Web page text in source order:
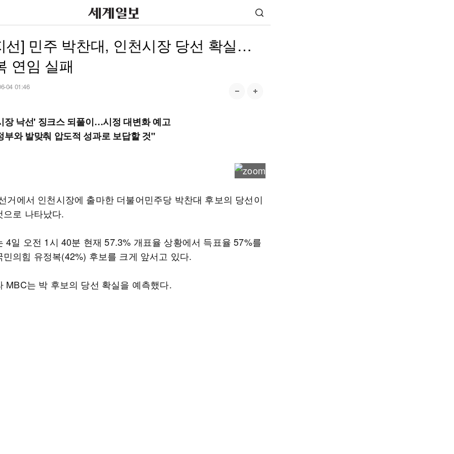
선] 민주 박찬대, 인천시장 당선 확실…
연임 실패
04 01:46
장 낙선' 징크스 되풀이…시정 대변화 예고
부와 발맞춰 압도적 성과로 보답할 것"
거에서 인천시장에 출마한 더불어민주당 박찬대 후보의 당선이
으로 나타났다.
4일 오전 1시 40분 현재 57.3% 개표율 상황에서 득표율 57%를
민의힘 유정복(42%) 후보를 크게 앞서고 있다.
MBC는 박 후보의 당선 확실을 예측했다.